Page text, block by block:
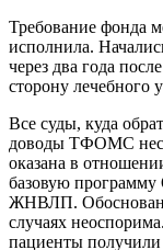
Требование фонда
исполнила.
через два года
сторону лечебного
Все суды, куда
доводы ТФОМС
оказана в
базовую
ЖНВЛП.
случаях
пациенты получили